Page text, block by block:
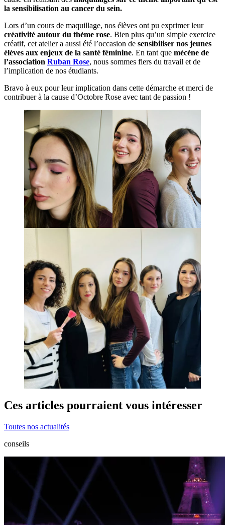
la sensibilisation au cancer du sein.
Lors d’un cours de maquillage, nos élèves ont pu exprimer leur
créativité autour du thème rose. Bien plus qu’un simple exercice
créatif, cet atelier a aussi été l’occasion de sensibiliser nos jeunes
élèves aux enjeux de la santé féminine. En tant que mécène de
l’association Ruban Rose, nous sommes fiers du travail et de
l’implication de nos étudiants.
Bravo à eux pour leur implication dans cette démarche et merci de
contribuer à la cause d’Octobre Rose avec tant de passion !
Ces articles pourraient vous intéresser
Toutes nos actualités
conseils